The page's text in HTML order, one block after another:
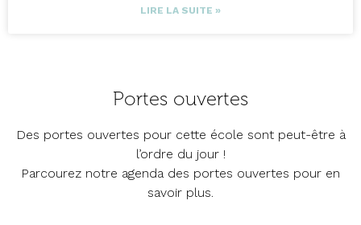
LIRE LA SUITE »
Portes ouvertes
Des portes ouvertes pour cette école sont peut-être à
l’ordre du jour !
Parcourez notre agenda des portes ouvertes pour en
savoir plus.